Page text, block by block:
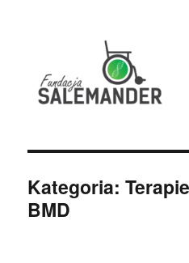
Kategoria:
BMD